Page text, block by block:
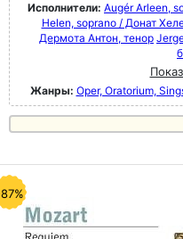
Исполнители: Augér Arleen,
Helen, soprano / Донат
Дермота Антон, тенор
Жанры: Oper, Oratorium,